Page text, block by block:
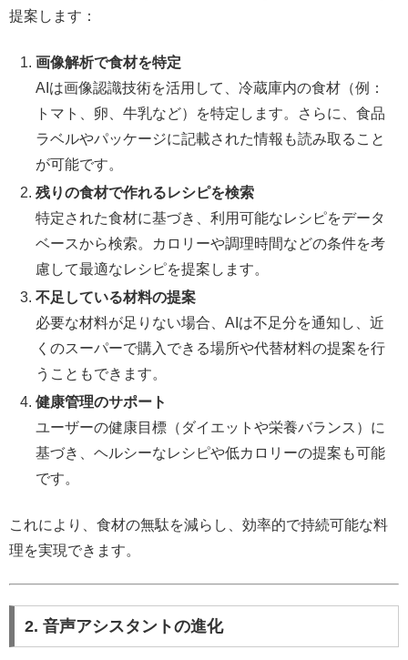
提案します：
画像解析で食材を特定
AIは画像認識技術を活用して、冷蔵庫内の食材（例：
トマト、卵、牛乳など）を特定します。さらに、食品
ラベルやパッケージに記載された情報も読み取ること
が可能です。
残りの食材で作れるレシピを検索
特定された食材に基づき、利用可能なレシピをデータ
ベースから検索。カロリーや調理時間などの条件を考
慮して最適なレシピを提案します。
不足している材料の提案
必要な材料が足りない場合、AIは不足分を通知し、近
くのスーパーで購入できる場所や代替材料の提案を行
うこともできます。
健康管理のサポート
ユーザーの健康目標（ダイエットや栄養バランス）に
基づき、ヘルシーなレシピや低カロリーの提案も可能
です。
これにより、食材の無駄を減らし、効率的で持続可能な料
理を実現できます。
2. 音声アシスタントの進化